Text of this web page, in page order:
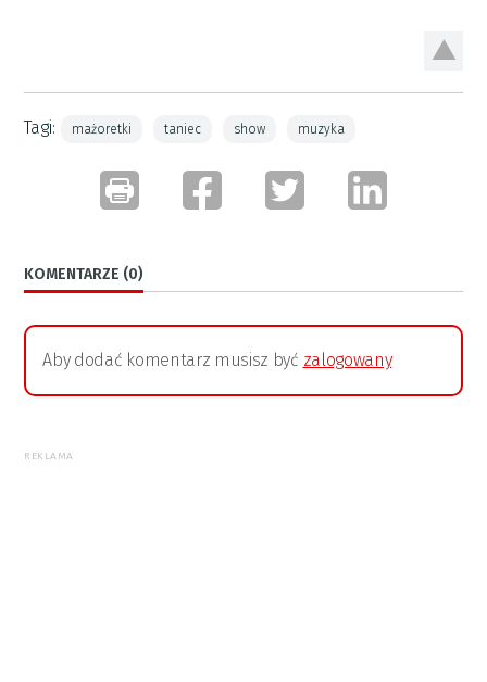
Tagi: mażoretki taniec show muzyka
KOMENTARZE (0)
Aby dodać komentarz musisz być zalogowany
REKLAMA